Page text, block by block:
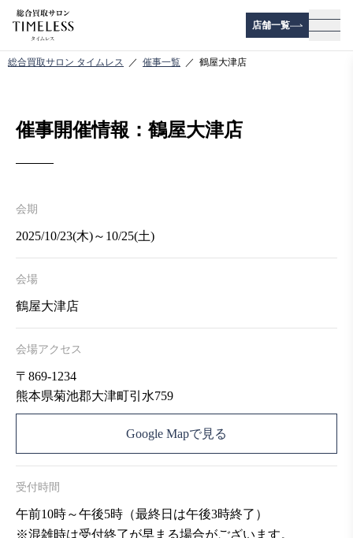
店舗一覧
メニ
総合買取サロン タイムレス 催事一覧 鶴屋大津店
催事開催情報：鶴屋大津店
会期
2025/10/23(木)～10/25(土)
会場
鶴屋大津店
会場アクセス
〒869-1234
熊本県菊池郡大津町引水759
Google Mapで見る
受付時間
午前10時～午後5時（最終日は午後3時終了）
※混雑時は受付終了が早まる場合がございます。